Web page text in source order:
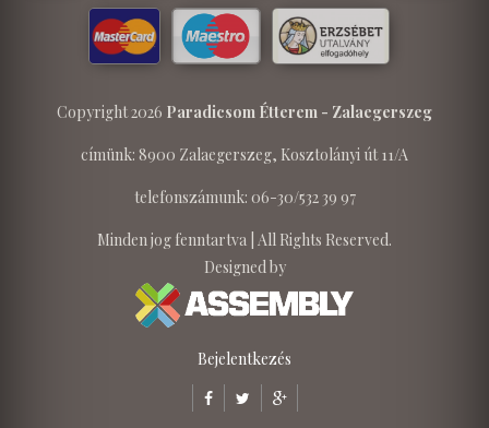
Copyright 2026 Paradicsom Étterem - Zalaegerszeg
címünk: 8900 Zalaegerszeg, Kosztolányi út 11/A
telefonszámunk: 06-30/532 39 97
Minden jog fenntartva | All Rights Reserved.
Designed by
Bejelentkezés